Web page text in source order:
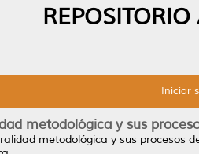
Iniciar
metodológica y sus
metodológica y sus procesos